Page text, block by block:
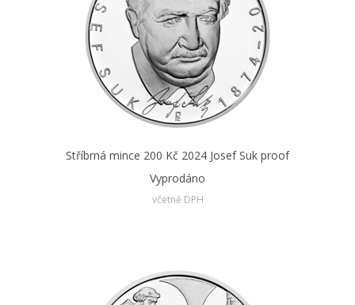
Stříbrná mince 200 Kč 2024 Josef Suk proof
Vyprodáno
včetně DPH